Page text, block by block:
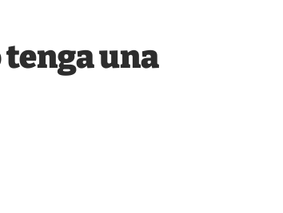
una